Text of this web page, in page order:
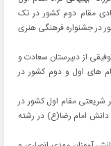
مقام دوم کشور در تک
در جشنواره فرهنگی هنری
از دبیرستان سعادت و
های اول و دوم کشور در
شریعتی مقام اول کشور در
دانش امام رضا(ع) در رشته